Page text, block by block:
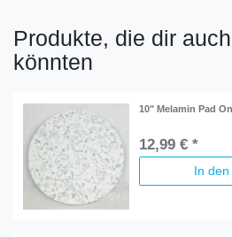
Produkte, die dir
könnten
10" Melamin Pad
12,99 € *
In